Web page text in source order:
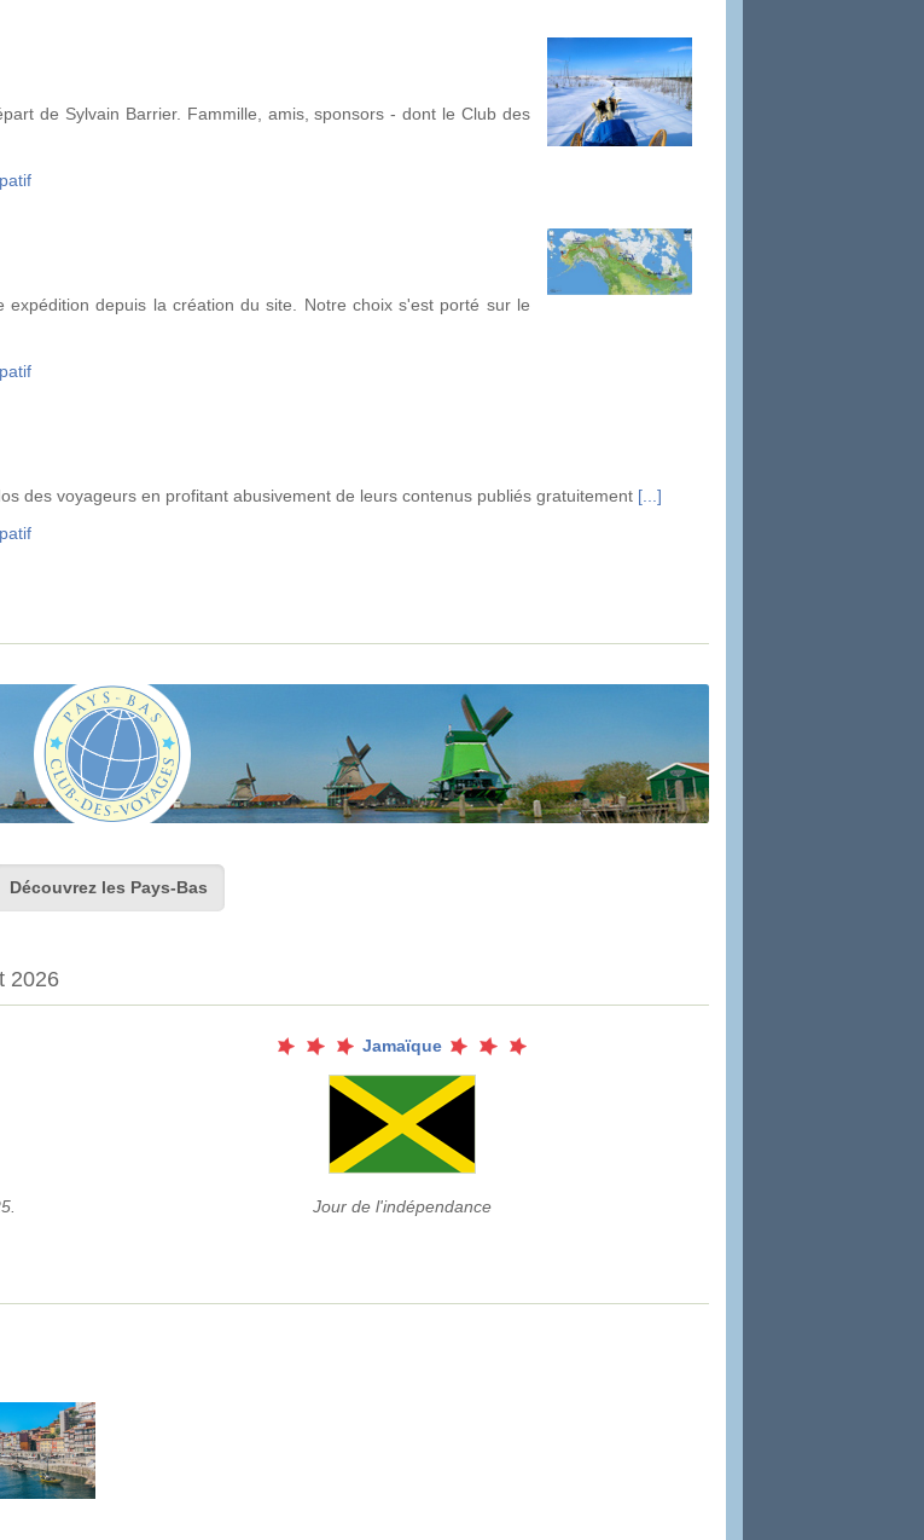
de Sylvain Barrier. Fammille, amis, sponsors - dont le Club des
depuis la création du site. Notre choix s'est porté sur le
des voyageurs en profitant abusivement de leurs contenus publiés gratuitement [...]
Découvrez les Pays-Bas
2026
Jamaïque
Jour de l'indépendance